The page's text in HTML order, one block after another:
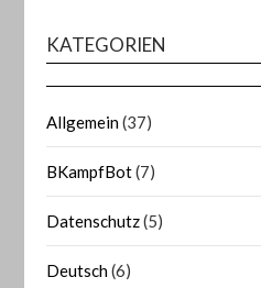
KATEGORIEN
Allgemein(37)
BKampfBot(7)
Datenschutz(5)
Deutsch(6)